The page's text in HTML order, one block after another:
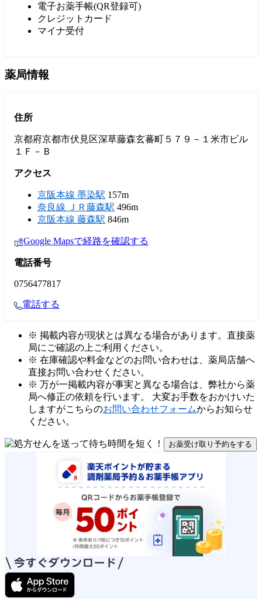
電子お薬手帳(QR登録可)
クレジットカード
マイナ受付
薬局情報
住所
京都府京都市伏見区深草藤森玄蕃町５７９－１米市ビル
１Ｆ－Ｂ
アクセス
京阪本線 墨染駅 157m
奈良線 ＪＲ藤森駅 496m
京阪本線 藤森駅 846m
Google Mapsで経路を確認する
電話番号
0756477817
電話する
※ 掲載内容が現状とは異なる場合があります。直接薬
局にご確認の上ご利用ください。
※ 在庫確認や料金などのお問い合わせは、薬局店舗へ
直接お問い合わせください。
※ 万が一掲載内容が事実と異なる場合は、弊社から薬
局へ修正の依頼を行います。 大変お手数をおかけいた
しますがこちらのお問い合わせフォームからお知らせ
ください。
お薬受け取り予約をする